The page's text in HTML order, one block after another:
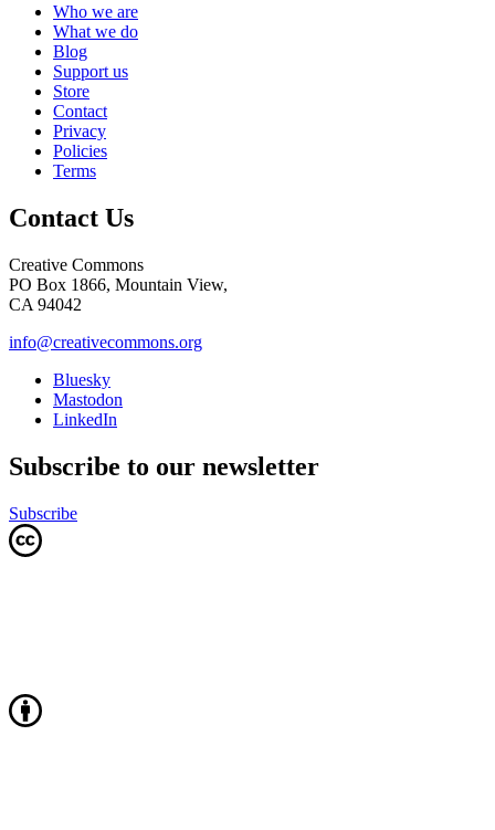
Who we are
What we do
Blog
Support us
Store
Contact
Privacy
Policies
Terms
Contact Us
Creative Commons
PO Box 1866, Mountain View,
CA 94042
info@creativecommons.org
Bluesky
Mastodon
LinkedIn
Subscribe to our newsletter
Subscribe